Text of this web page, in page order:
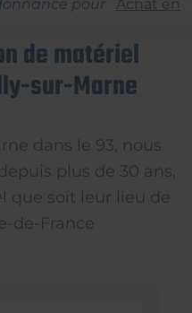
pour
Achat en
de matériel
sur-Marne
dans le 93, nous
plus de 30 ans,
que soit leur lieu de
de-France